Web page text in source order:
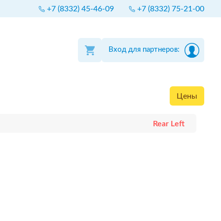
+7 (8332) 45-46-09 +7 (8332) 75-21-00
Вход для партнеров:
Цены
Rear Left